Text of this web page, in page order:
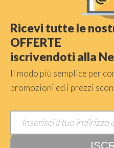
Ricevi tutte le
OFFERTE
iscrivendoti alla
Il modo più semplice per
promozioni ed i prezzi